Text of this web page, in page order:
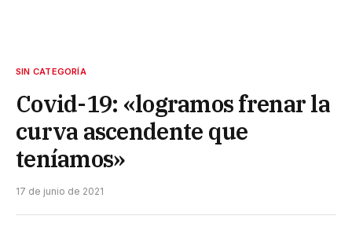
SIN CATEGORÍA
Covid-19: «logramos frenar la
curva ascendente que
teníamos»
17 de junio de 2021